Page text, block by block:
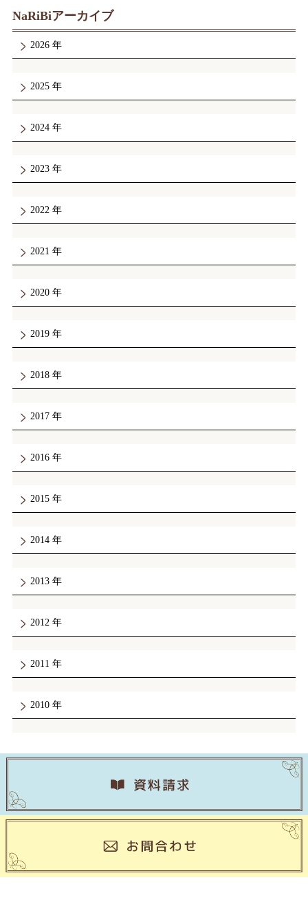
NaRiBiアーカイブ
2026
2025
2024
2023
2022
2021
2020
2019
2018
2017
2016
2015
2014
2013
2012
2011
2010